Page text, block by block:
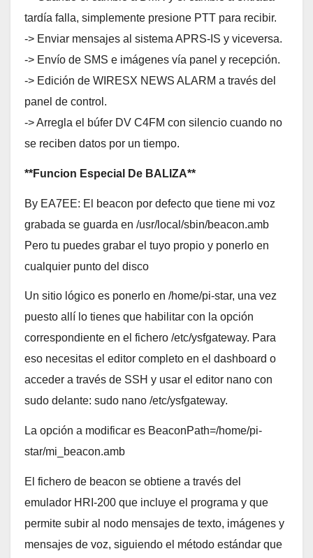
tardía falla, simplemente presione PTT para recibir.
-> Enviar mensajes al sistema APRS-IS y viceversa.
-> Envío de SMS e imágenes vía panel y recepción.
-> Edición de WIRESX NEWS ALARM a través del
panel de control.
-> Arregla el búfer DV C4FM con silencio cuando no
se reciben datos por un tiempo.
**Funcion Especial De BALIZA**
By EA7EE: El beacon por defecto que tiene mi voz
grabada se guarda en /usr/local/sbin/beacon.amb
Pero tu puedes grabar el tuyo propio y ponerlo en
cualquier punto del disco
Un sitio lógico es ponerlo en /home/pi-star, una vez
puesto allí lo tienes que habilitar con la opción
correspondiente en el fichero /etc/ysfgateway. Para
eso necesitas el editor completo en el dashboard o
acceder a través de SSH y usar el editor nano con
sudo delante: sudo nano /etc/ysfgateway.
La opción a modificar es BeaconPath=/home/pi-
star/mi_beacon.amb
El fichero de beacon se obtiene a través del
emulador HRI-200 que incluye el programa y que
permite subir al nodo mensajes de texto, imágenes y
mensajes de voz, siguiendo el método estándar que